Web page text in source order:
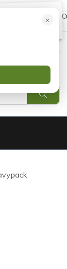
08551688000
Masuk
×